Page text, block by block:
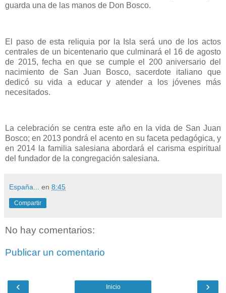
guarda una de las manos de Don Bosco.
El paso de esta reliquia por la Isla será uno de los actos
centrales de un bicentenario que culminará el 16 de agosto
de 2015, fecha en que se cumple el 200 aniversario del
nacimiento de San Juan Bosco, sacerdote italiano que
dedicó su vida a educar y atender a los jóvenes más
necesitados.
La celebración se centra este año en la vida de San Juan
Bosco; en 2013 pondrá el acento en su faceta pedagógica, y
en 2014 la familia salesiana abordará el carisma espiritual
del fundador de la congregación salesiana.
España... en 8:45
Compartir
No hay comentarios:
Publicar un comentario
‹ ›
Inicio